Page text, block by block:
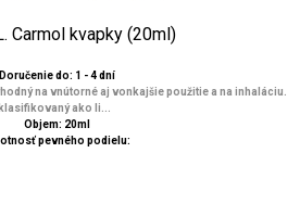
Carmol kvapky (20ml)
Doručenie do: 1 - 4 dní
na vnútorné aj vonkajšie použitie a na inhaláciu.
ako li...
Objem: 20ml
pevného podielu: